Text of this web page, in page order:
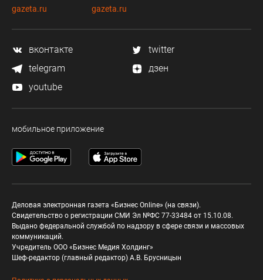
gazeta.ru
gazeta.ru
вконтакте
twitter
telegram
дзен
youtube
мобильное приложение
Деловая электронная газета «Бизнес Online» (на связи).
Свидетельство о регистрации СМИ Эл №ФС 77-33484 от 15.10.08.
Выдано федеральной службой по надзору в сфере связи и массовых
коммуникаций.
Учредитель ООО «Бизнес Медия Холдинг»
Шеф-редактор (главный редактор) А.В. Брусницын